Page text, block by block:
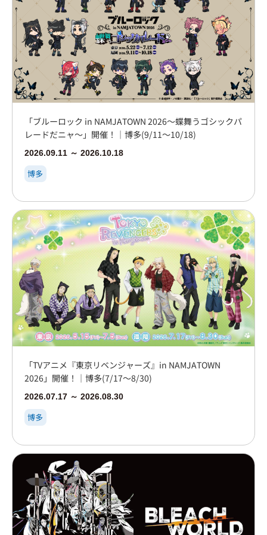
「ブルーロック in NAMJATOWN 2026～蝶舞うゴシックパ
レードだニャ～」開催！｜博多(9/11～10/18)
2026.09.11 ～ 2026.10.18
博多
「TVアニメ『東京リベンジャーズ』in NAMJATOWN
2026」開催！｜博多(7/17～8/30)
2026.07.17 ～ 2026.08.30
博多